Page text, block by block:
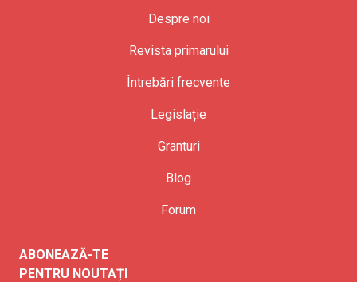
Despre noi
Revista primarului
Întrebări frecvente
Legislație
Granturi
Blog
Forum
ABONEAZĂ-TE
PENTRU NOUTAȚI